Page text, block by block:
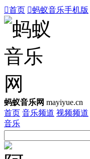
首页 蚂蚁音乐手机版
蚂蚁音乐网 mayiyue.cn
首页 音乐频道 视频频道
音乐